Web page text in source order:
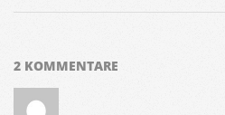
2 KOMMENTARE